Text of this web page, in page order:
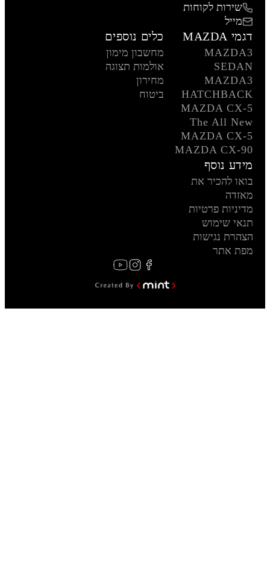
שירות לקוחות
מייל
דגמי MAZDA
MAZDA3
SEDAN
MAZDA3
HATCHBACK
MAZDA CX-5
The All New
MAZDA CX-5
MAZDA CX-90
כלים נוספים
מחשבון מימון
אולמות תצוגה
מחירון
ביטוח
מידע נוסף
בואו להכיר את
מאזדה
מדיניות פרטיות
תנאי שימוש
הצהרת נגישות
מפת אתר